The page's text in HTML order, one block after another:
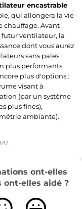
encastrable
qui allongera la vie
chauffage. Avant
futur ventilateur, la
dont vous aurez
sans pales,
plus performants.
plus d'options :
visant à
(par un système
plus fines),
ambiante).
ont-elles
ont-elles aidé ?